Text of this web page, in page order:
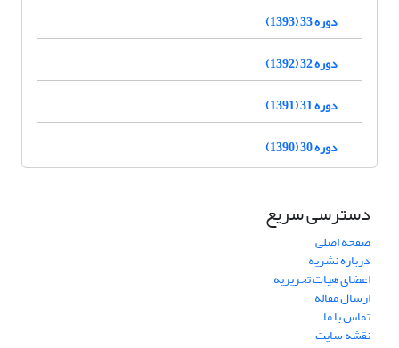
دوره 33 (1393)
دوره 32 (1392)
دوره 31 (1391)
دوره 30 (1390)
دسترسی سریع
صفحه اصلی
درباره نشریه
اعضای هیات تحریریه
ارسال مقاله
تماس با ما
نقشه سایت